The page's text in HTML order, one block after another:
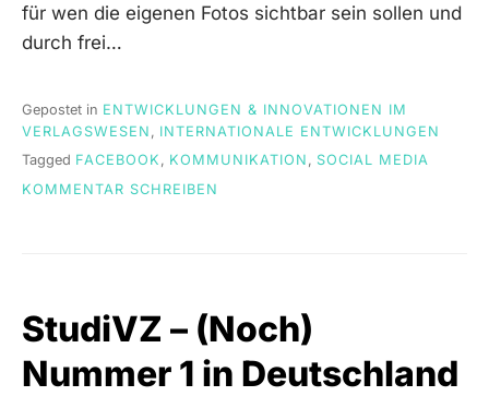
für wen die eigenen Fotos sichtbar sein sollen und
durch frei…
Gepostet in ENTWICKLUNGEN & INNOVATIONEN IM
VERLAGSWESEN , INTERNATIONALE ENTWICKLUNGEN
Tagged FACEBOOK , KOMMUNIKATION , SOCIAL MEDIA
KOMMENTAR SCHREIBEN
StudiVZ – (Noch)
Nummer 1 in Deutschland